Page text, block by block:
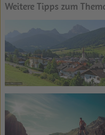
Weitere Tipps zum